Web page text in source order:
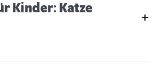
Kinder: Katze